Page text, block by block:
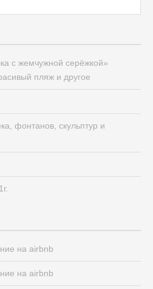
с жемчужной серёжкой»
пляж и другое
фонтанов, скульптур и
на airbnb
на airbnb